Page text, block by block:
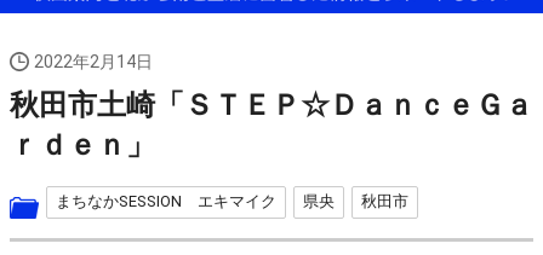
2022年2月14日
秋田市土崎「ＳＴＥＰ☆ＤａｎｃｅＧａ
ｒｄｅｎ」
まちなかSESSION エキマイク 県央 秋田市